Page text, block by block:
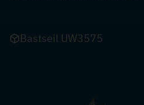
Bastseil UW3575